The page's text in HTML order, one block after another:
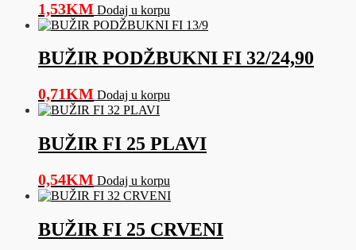
1,53KM Dodaj u korpu
BUŽIR PODŽBUKNI FI 32/24,90
0,71KM Dodaj u korpu
BUŽIR FI 25 PLAVI
0,54KM Dodaj u korpu
BUŽIR FI 25 CRVENI